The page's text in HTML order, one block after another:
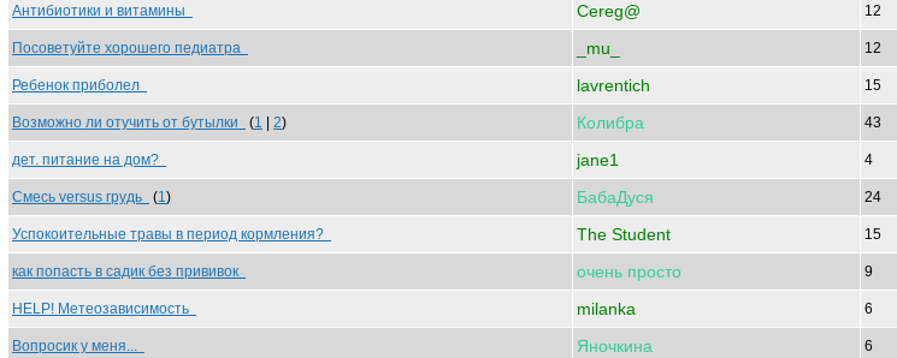
Антибиотики и витамины Cereg@ 12
Посоветуйте хорошего педиатра _mu_ 12
Ребенок приболел lavrentich 15
Возможно ли отучить от бутылки (1 2) Колибра 43
дет. питание на дом? jane1 4
Смесь versus грудь (1) БабаДуся 24
Успокоительные травы в период кормления? The Student 15
как попасть в садик без прививок очень просто 9
HELP! Метеозависимость milanka 6
Вопросик у меня... Яночкина 6